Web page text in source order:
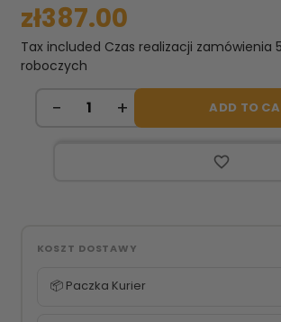
zł387.00
Tax included Czas realizacji zamówienia
roboczych
ADD TO
favorite_border
KOSZT DOSTAWY
📦 Paczka Kurier